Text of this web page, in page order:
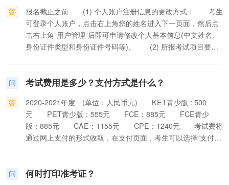
生选择“升学“作为参加考试的目的，表明剑桥英语五级证书在
小升初中起到的重要作用；从备考方式来看，73%的考生选择
了“参加有针对性的培训班”，然而认为培训效果较好的仅占
12%，反映出相应培训课程水平参差不齐的现状。 考生特
征分析 5年级参考宜备战小升初 此次调研结果显示，从参
72%，4年级占19%，6年级占6%，其它年级占2%（见下
图）。从这个数字不难看出，参加剑桥英语五级考试的主流人
群是5年级的小学生。这个年龄段的学生比6年级的学生有时
间、有精力，又比4年级的学生有积累、有能力，提早获得剑桥
英语五级证书，是他们在小升初之战中必备的“武器”。从这个
意义上说，5年级的小学生适合参加剑桥英语五级的培训及考
桥英语五级考试的理念、作用、方法、技巧，以及相关的学习
项目和课程，北外网院青少部利用考试间隙，采取现场向家长
发放问卷的方式进行了问卷调查，共发放问卷近180份，回收
有效问卷165份。调查涉及剑桥英语五级考生的就读学校及年
级，其中5年级学生多，占72%；从考试目的来看，63%的考
生选择“升学“作为参加考试的目的，表明剑桥英语五级证书在
小升初中起到的重要作用；从备考方式来看，73%的考生选择
了“参加有针对性的培训班”，然而认为培训效果较好的仅占
12%，反映出相应培训课程水平参差不齐的现状。 考生特
征分析 5年级参考宜备战小升初 此次调研结果显示，从参
72%，4年级占19%，6年级占6%，其它年级占2%（见下
图）。从这个数字不难看出，参加剑桥英语五级考试的主流人
答
报名截止之前 (1) 个人账户注册信息的更改方式： 考生
可登录个人账户，点击右上角您的姓名进入下一页面，然后点
击右上角“用户管理”后即可申请修改个人基本信息(中文姓名、
身份证件类型和身份证件号码等)。 (2) 所报考试项目要求
的个人账户，在“我的报考”栏下的报考明细中的“操作”项下点
息。 报名截止之后，如考生发现本人的汉语拼音姓、汉语
拼音名和身份证件号码有误，可在考试当天向所报考点提出修
改。
问 考试费用是多少？支付方式是什么？
答
2020-2021年度 (单位：人民币元) KET青少版 : 500
元 PET青少版：555元 FCE：885元 FCE青少
版：885元 CAE：1155元 CPE：1240元 考试费将
通过网上支付的形式收取，在支付页面，考生可以选择“支付
问 何时打印准考证？